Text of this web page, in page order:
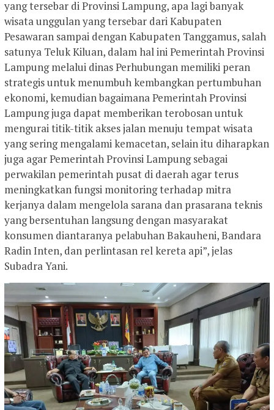
yang tersebar di Provinsi Lampung, apa lagi banyak
wisata unggulan yang tersebar dari Kabupaten
Pesawaran sampai dengan Kabupaten Tanggamus, salah
satunya Teluk Kiluan, dalam hal ini Pemerintah Provinsi
Lampung melalui dinas Perhubungan memiliki peran
strategis untuk menumbuh kembangkan pertumbuhan
ekonomi, kemudian bagaimana Pemerintah Provinsi
Lampung juga dapat memberikan terobosan untuk
mengurai titik-titik akses jalan menuju tempat wisata
yang sering mengalami kemacetan, selain itu diharapkan
juga agar Pemerintah Provinsi Lampung sebagai
perwakilan pemerintah pusat di daerah agar terus
meningkatkan fungsi monitoring terhadap mitra
kerjanya dalam mengelola sarana dan prasarana teknis
yang bersentuhan langsung dengan masyarakat
konsumen diantaranya pelabuhan Bakauheni, Bandara
Radin Inten, dan perlintasan rel kereta api”, jelas
Subadra Yani.